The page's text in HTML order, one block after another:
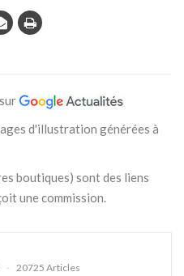
d'illustration générées à
boutiques) sont des liens
une commission.
20725 Articles